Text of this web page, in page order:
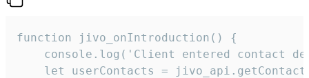
function jivo_onIntroduction() {
console.log('Client entered contact
let userContacts =